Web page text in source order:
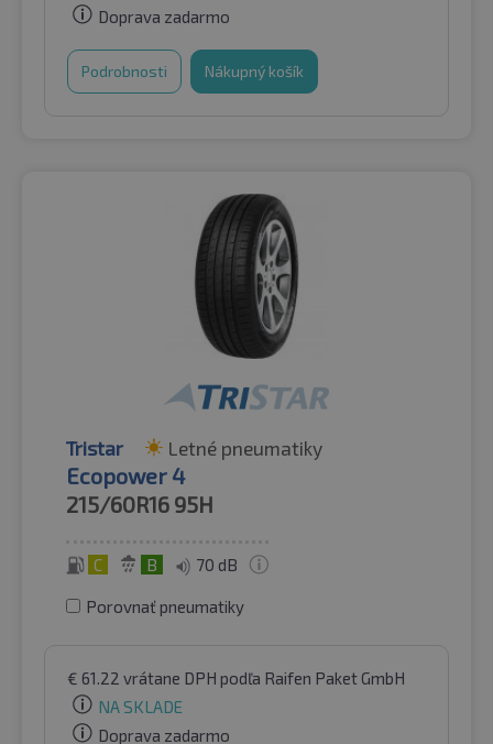
Doprava zadarmo
Podrobnosti Nákupný košík
Tristar Letné pneumatiky
Ecopower 4
215/60R16 95H
C B 70 dB
Porovnať pneumatiky
€ 61.22 vrátane DPH podľa Raifen Paket GmbH
NA SKLADE
Doprava zadarmo